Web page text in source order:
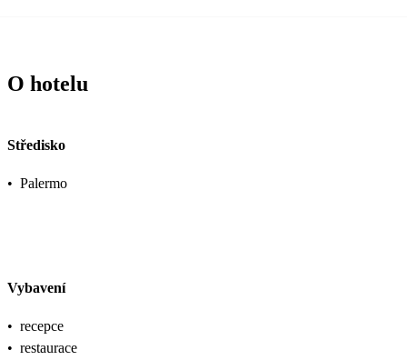
O hotelu
Středisko
• Palermo
Vybavení
• recepce
• restaurace